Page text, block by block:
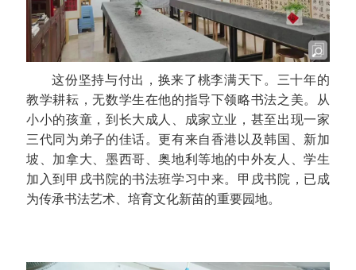
这份坚持与付出，换来了桃李满天下。三十年的
教学耕耘，无数学生在他的指导下领略书法之美。从
小小的孩童，到长大成人、成家立业，甚至出现一家
三代同为弟子的佳话。更有来自香港以及韩国、新加
坡、加拿大、墨西哥、奥地利等地的中外友人、学生
加入到甲 戌书院的书法班学习中来。甲戌书院，已成
为传承书法艺术、培育文化新苗的重要园地。